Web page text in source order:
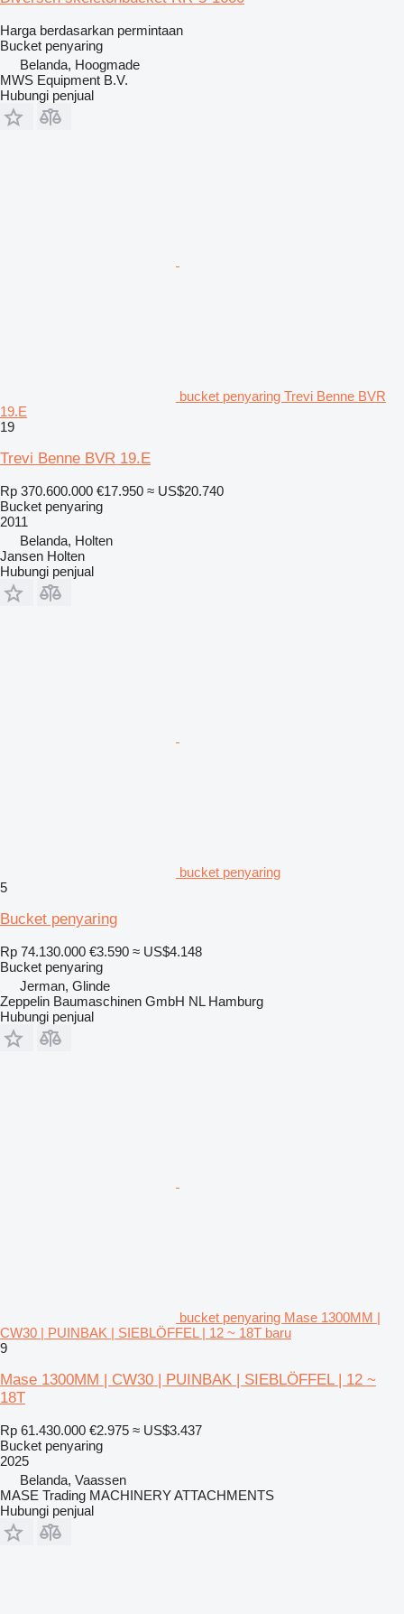
Harga berdasarkan permintaan
Bucket penyaring
Belanda, Hoogmade
MWS Equipment B.V.
Hubungi penjual
bucket penyaring Trevi Benne BVR
19.E
19
Trevi Benne BVR 19.E
Rp 370.600.000 €17.950 ≈ US$20.740
Bucket penyaring
2011
Belanda, Holten
Jansen Holten
Hubungi penjual
bucket penyaring
5
Bucket penyaring
Rp 74.130.000 €3.590 ≈ US$4.148
Bucket penyaring
Jerman, Glinde
Zeppelin Baumaschinen GmbH NL Hamburg
Hubungi penjual
bucket penyaring Mase 1300MM |
CW30 | PUINBAK | SIEBLÖFFEL | 12 ~ 18T baru
9
Mase 1300MM | CW30 | PUINBAK | SIEBLÖFFEL | 12 ~
18T
Rp 61.430.000 €2.975 ≈ US$3.437
Bucket penyaring
2025
Belanda, Vaassen
MASE Trading MACHINERY ATTACHMENTS
Hubungi penjual